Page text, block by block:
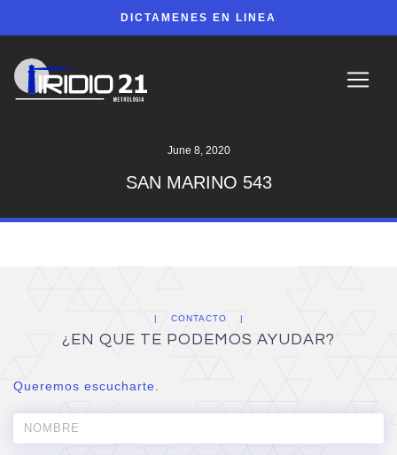
DICTAMENES EN LINEA
June 8, 2020
SAN MARINO 543
CONTACTO
¿EN QUE TE PODEMOS AYUDAR?
Queremos escucharte.